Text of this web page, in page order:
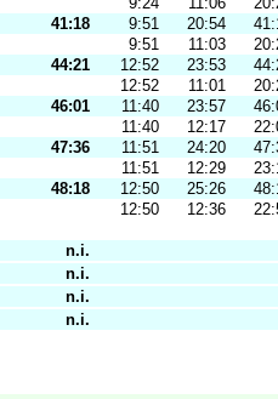
41:18 9:51 20:54
9:51
11:03
44:21 12:52 23:53
12:52
11:01
46:01 11:40 23:57
11:40
12:17
47:36 11:51 24:20
11:51
12:29
48:18 12:50 25:26
12:50
12:36
n.i.
n.i.
n.i.
n.i.